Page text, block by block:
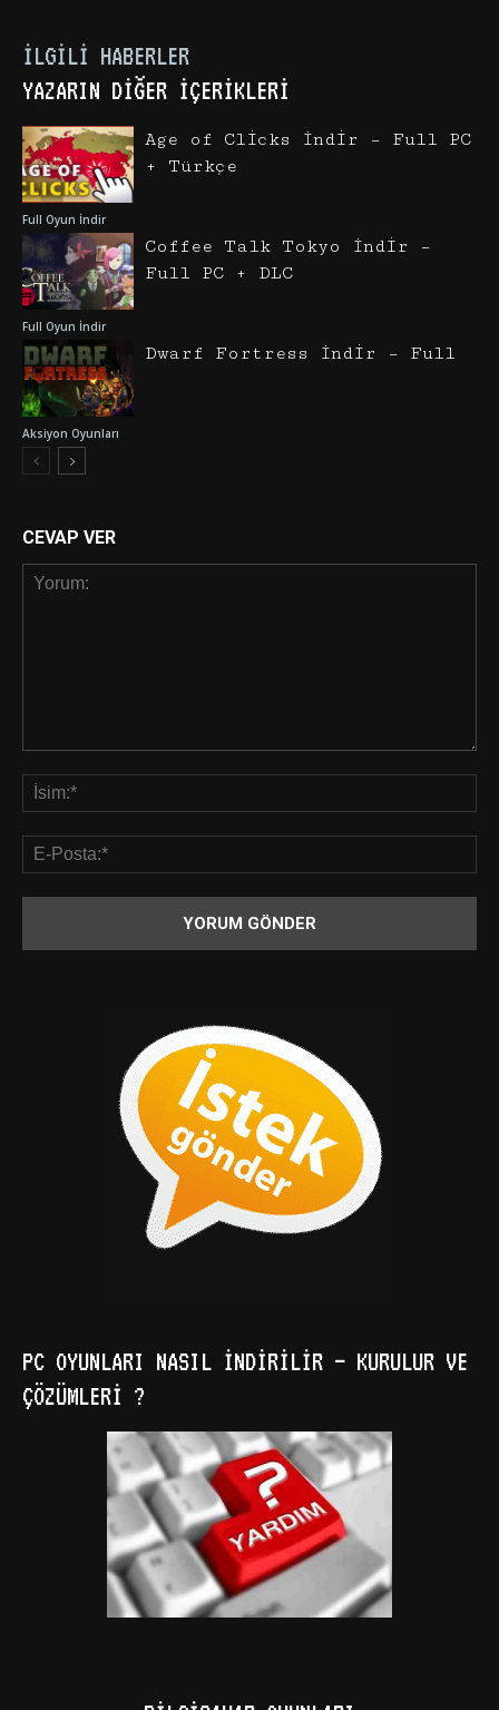
İLGILI HABERLER
YAZARIN DIĞER İÇERIKLERI
Full Oyun İndir
Age of Clicks İndir – Full PC
+ Türkçe
Full Oyun İndir
Coffee Talk Tokyo İndir –
Full PC + DLC
Aksiyon Oyunları
Dwarf Fortress İndir – Full
CEVAP VER
PC OYUNLARI NASIL İNDIRILIR – KURULUR VE
ÇÖZÜMLERI ?